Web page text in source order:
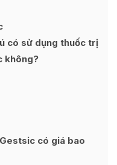
có sử dụng thuốc trị
không?
có giá bao